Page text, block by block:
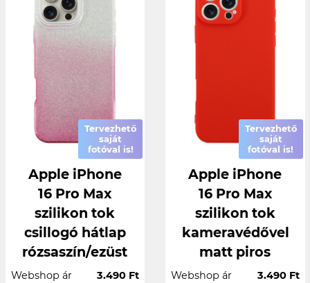
Tervezhető
saját
fotóval is!
Apple iPhone
16 Pro Max
szilikon tok
csillogó hátlap
rózsaszín/ezüst
Webshop ár
3.490 Ft
Tervezhető
saját
fotóval is!
Apple iPhone
16 Pro Max
szilikon tok
kameravédővel
matt piros
Webshop ár
3.490 Ft